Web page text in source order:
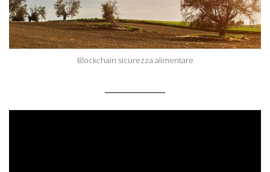
Blockchain sicurezza alimentare